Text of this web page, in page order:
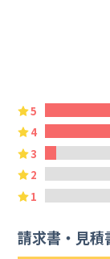
5
4
3
2
1
請求書・見積